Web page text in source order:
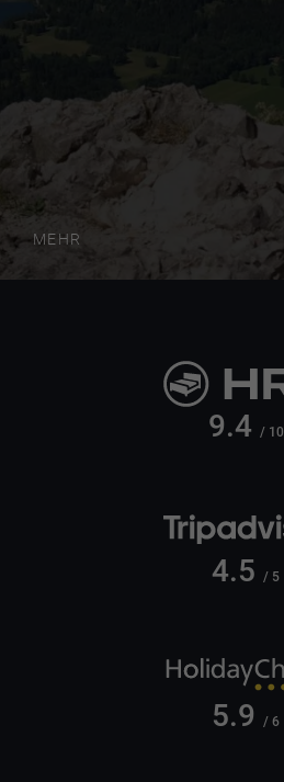
MEHR
9.4 / 10
4.5 / 5
5.9 / 6